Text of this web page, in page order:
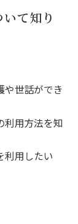
て知り
や世話ができ
利用方法を知
利用したい